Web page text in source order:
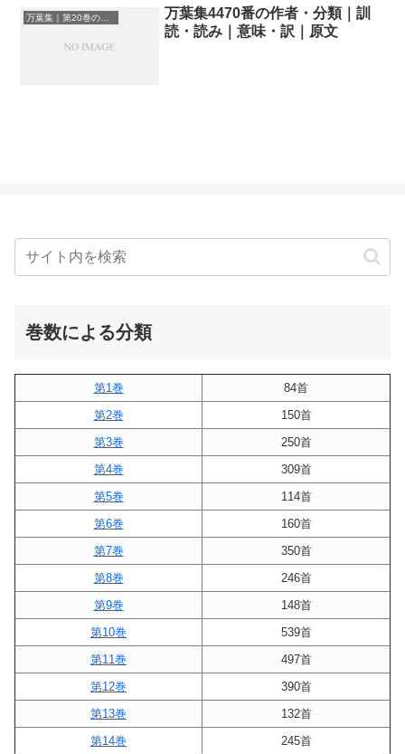
万葉集｜第20巻の和歌一覧
万葉集4470番の作者・分類｜訓
読・読み｜意味・訳｜原文
巻数による分類
第1巻
84首
第2巻
150首
第3巻
250首
第4巻
309首
第5巻
114首
第6巻
160首
第7巻
350首
第8巻
246首
第9巻
148首
第10巻
539首
第11巻
497首
第12巻
390首
第13巻
132首
第14巻
245首